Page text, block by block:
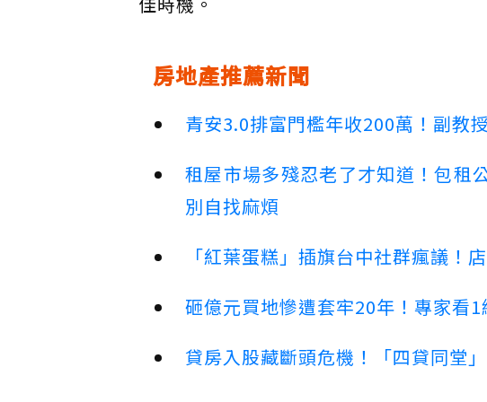
房地產推薦新聞
青安3.0排富門檻年收200萬！副教
租屋市場多殘忍老了才知道！包租
別自找麻煩
「紅葉蛋糕」插旗台中社群瘋議！
砸億元買地慘遭套牢20年！專家看
貸房入股藏斷頭危機！「四貸同堂